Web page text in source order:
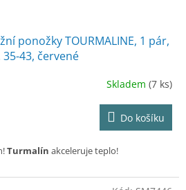
ponožky TOURMALINE, 1 pár,
35-43, červené
Skladem (7 ks)
Do košíku
Turmalín akceleruje teplo!